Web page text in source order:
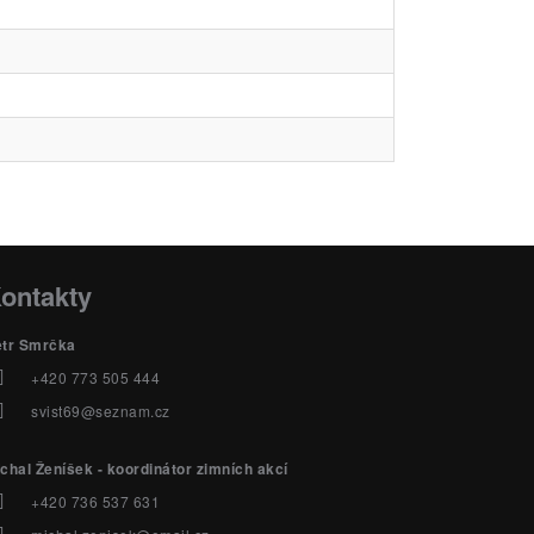
Smrčka
+420 773 505 444
svist69@seznam.cz
Ženíšek - koordinátor zimních akcí
+420 736 537 631